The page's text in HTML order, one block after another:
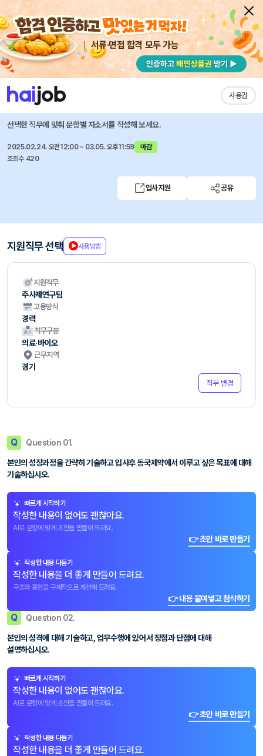
서류·면접 합격 모두 가능
사용권
채용공고 자소서 자유항목 자소서 내 작성목록
동국제약 즐겨찾기
신입/경력 채용(연구소, 생산본부) ~ 3/5
선택한 직무에 맞춰 문항별 자소서를 작성해 보세요.
2025.02.24. 오전12:00 ~ 03.05. 오후11:59
마감
조회수 420
입사지원 공유
지원직무 선택 사용방법
지원직무
주사제연구팀
고용방식
경력
직무구분
의료·바이오
근무지역
경기
직무 변경
Q Question 01.
본인의 성장과정을 간략히 기술하고 입사후 동국제약에서 이루고 싶은 목표에 대해
기술하십시오.
빠르게 시작하기
작성한 내용이 없어도 괜찮아요.
AI로 문항에 맞게 초안을 만들어 드려요.
👉 초안 바로 만들기
작성한 내용 다듬기
작성한 내용을 더 좋게 만들어 드려요.
구조와 표현을 구체적으로 개선해 드려요.
👉 내용 붙여넣고 첨삭하기
Q Question 02.
본인의 성격에 대해 기술하고, 업무수행에 있어서 장점과 단점에 대해
설명하십시오.
빠르게 시작하기
작성한 내용이 없어도 괜찮아요.
AI로 문항에 맞게 초안을 만들어 드려요.
👉 초안 바로 만들기
작성한 내용 다듬기
작성한 내용을 더 좋게 만들어 드려요.